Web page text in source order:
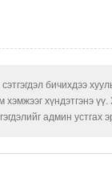
бичихдээ
хэмжээг хүндэтгэнэ
админ устгах